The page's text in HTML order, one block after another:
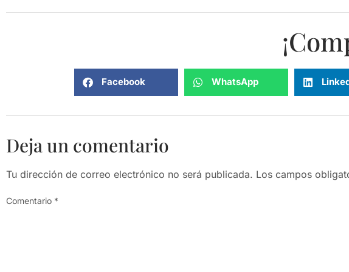
Facebook WhatsApp
Deja un comentario
Tu dirección de correo electrónico no será publicada. Los campos
Comentario *